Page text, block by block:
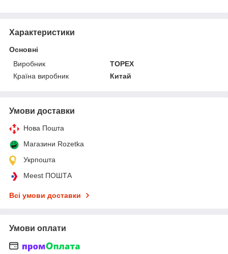
Характеристики
Основні
Виробник
TOPEX
Країна виробник
Китай
Умови доставки
Нова Пошта
Магазини Rozetka
Укрпошта
Meest ПОШТА
Всі умови доставки
Умови оплати